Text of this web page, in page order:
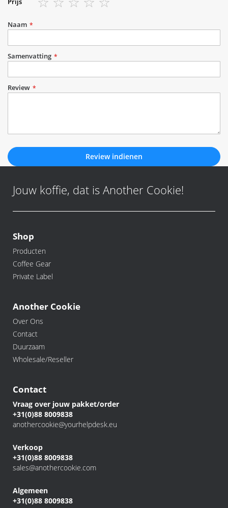
star
stars
stars
stars
stars
Naam
Samenvatting
Review
Review indienen
Jouw koffie, dat is Another Cookie!
Shop
Producten
Coffee Gear
Private Label
Another Cookie
Over Ons
Contact
Duurzaam
Wholesale/Reseller
Contact
Vraag over jouw pakket/order
+31(0)88 8009838
anothercookie@yourhelpdesk.eu
Verkoop
+31(0)88 8009838
sales@anothercookie.com
Algemeen
+31(0)88 8009838